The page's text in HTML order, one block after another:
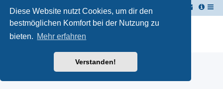
Diese Website nutzt Cookies, um dir den
bestmöglichen Komfort bei der Nutzung zu
bieten. Mehr erfahren
Verstanden!
TUK TUK Thailand Reisetipps Foren-Übersicht
Powered byphpBB ® Forum Software © phpBB Limited
Deutsche Übersetzung durch